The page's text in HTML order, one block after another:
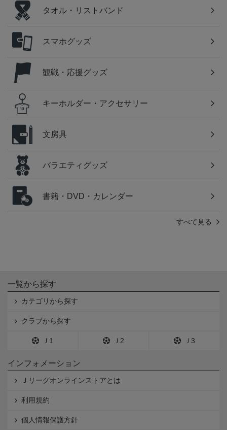
タオル・リストバンド
スマホグッズ
観戦・応援グッズ
キーホルダー・アクセサリー
文房具
バラエティグッズ
書籍・DVD・カレンダー
すべて見る
一覧から探す
カテゴリから探す
クラブから探す
Ｊ1 Ｊ2 Ｊ3
インフォメーション
Ｊリーグオンラインストアとは
利用規約
個人情報保護方針